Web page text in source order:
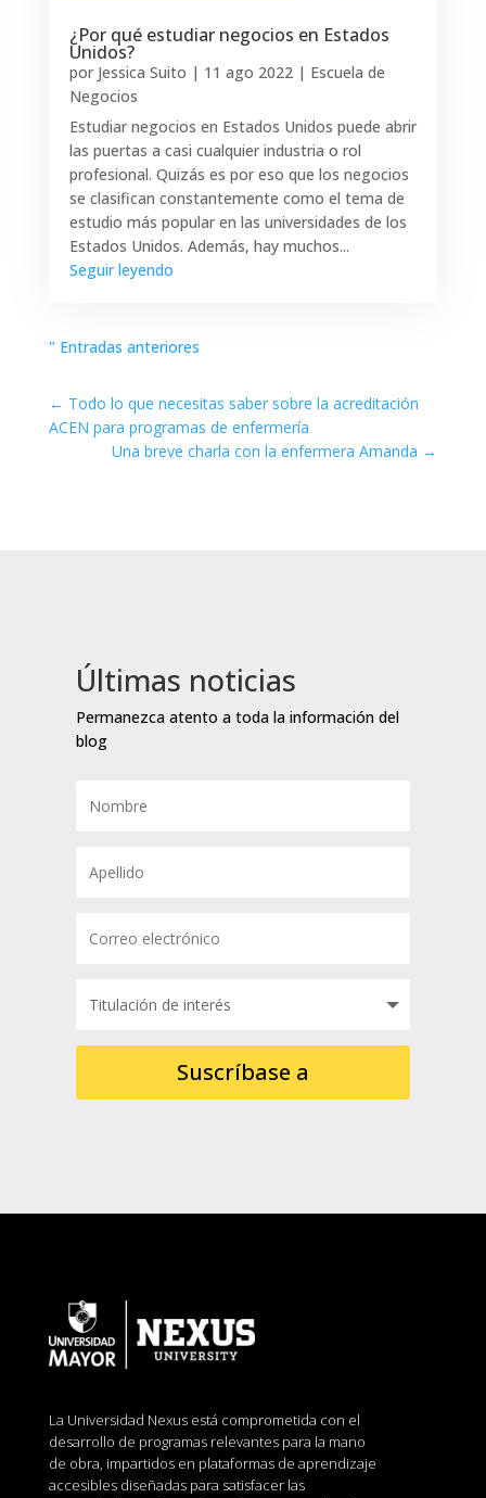
¿Por qué estudiar negocios en Estados
Unidos?
por Jessica Suito | 11 ago 2022| Escuela de
Negocios
Estudiar negocios en Estados Unidos puede abrir
las puertas a casi cualquier industria o rol
profesional. Quizás es por eso que los negocios
se clasifican constantemente como el tema de
estudio más popular en las universidades de los
Estados Unidos. Además, hay muchos...
Seguir leyendo
" Entradas anteriores
← Todo lo que necesitas saber sobre la acreditación
ACEN para programas de enfermería
Una breve charla con la enfermera Amanda →
Últimas noticias
Permanezca atento a toda la información del
blog
Suscríbase a
La Universidad Nexus está comprometida con el
desarrollo de programas relevantes para la mano
de obra, impartidos en plataformas de aprendizaje
accesibles diseñadas para satisfacer las